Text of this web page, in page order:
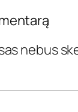
nebus